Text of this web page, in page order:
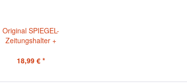
Original SPIEGEL-
Zeitungshalter +
18,99 € *